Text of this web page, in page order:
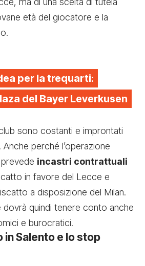
età del giocatore e la
per la trequarti:
del Bayer Leverkusen
sono costanti e improntati
perché l’operazione
incastri contrattuali
in favore del Lecce e
a disposizione del Milan.
dovrà quindi tenere conto anche
e burocratici.
in Salento e lo stop